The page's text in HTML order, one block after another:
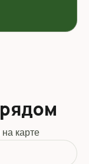
карте